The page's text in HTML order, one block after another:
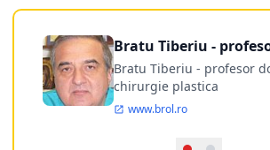
Bratu Tiberiu -
doctor
Bratu Tiberiu - profesor
chirurgie plastica
www.brol.ro